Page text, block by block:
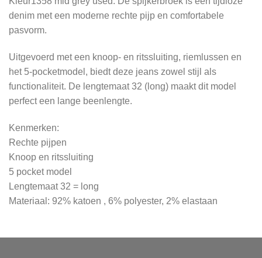
denim met een moderne rechte pijp en comfortabele
pasvorm.
Uitgevoerd met een knoop- en ritssluiting, riemlussen en
het 5-pocketmodel, biedt deze jeans zowel stijl als
functionaliteit. De lengtemaat 32 (long) maakt dit model
perfect een lange beenlengte.
Kenmerken:
Rechte pijpen
Knoop en ritssluiting
5 pocket model
Lengtemaat 32 = long
Materiaal: 92% katoen , 6% polyester, 2% elastaan